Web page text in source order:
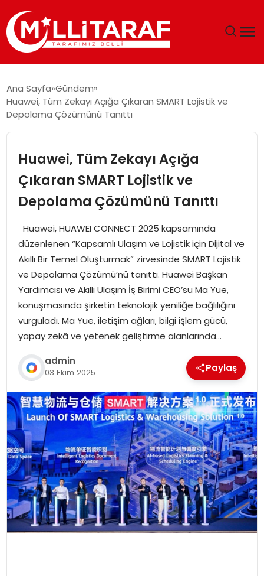
ÖZEL SAYFALAR
SPOR
SIYASET
MAGAZIN
Ana Sayfa Gündem
Huawei, Tüm Zekayı Açığa Çıkaran SMART Lojistik ve
Depolama Çözümünü Tanıttı
Huawei, Tüm Zekayı Açığa
Çıkaran SMART Lojistik ve
Depolama Çözümünü Tanıttı
Huawei, HUAWEI CONNECT 2025 kapsamında
düzenlenen “Kapsamlı Ulaşım ve Lojistik için Dijital ve
Akıllı Bir Temel Oluşturmak” zirvesinde SMART Lojistik
ve Depolama Çözümü’nü tanıttı. Huawei Başkan
Yardımcısı ve Akıllı Ulaşım İş Birimi CEO’su Ma Yue,
konuşmasında şirketin teknolojik yeniliğe bağlılığını
vurguladı. Ma Yue, iletişim ağları, bilgi işlem gücü,
yapay zekâ ve yetenek geliştirme alanlarında…
admin
03 Ekim 2025 Paylaş